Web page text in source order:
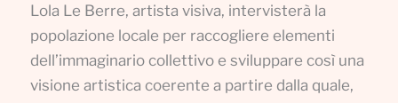
Lola Le Berre, artista visiva, intervisterà la
popolazione locale per raccogliere elementi
dell’immaginario collettivo e sviluppare così una
visione artistica coerente a partire dalla quale,